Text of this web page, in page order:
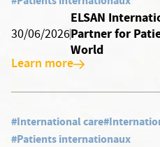
30/06/2026
ELSAN
Partner for
World
Learn more
#International care
#Patients internationaux